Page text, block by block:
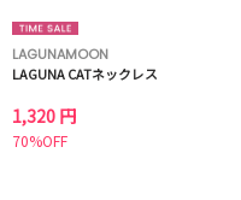
LAGUNAMOON
LAGUNA CATネックレス
1,320 円
70%OFF